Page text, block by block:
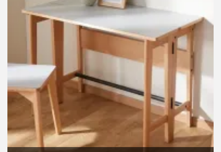
ブランディング
マーケティング
ライフスタイル